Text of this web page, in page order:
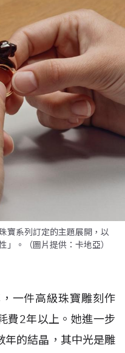
寶系列訂定的主題展開，以
」。（圖片提供：卡地亞）
一件高級珠寶雕刻作
費2年以上。她進一步
年的結晶，其中光是雕